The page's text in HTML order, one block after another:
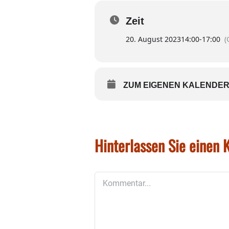
lassen sich leicht
Zeit
20. August 202314:00-17:00
ZUM EIGENEN
Hinterlassen Sie einen